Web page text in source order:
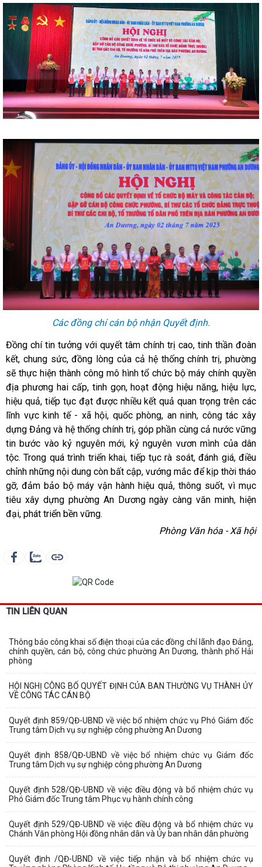
Các đồng chí cán bộ nhận Quyết định.
Đồng chí tin tưởng với quyết tâm chính trị cao, tinh thần đoàn
kết, chung sức, đồng lòng của cả hệ thống chính trị, phường
sẽ thực hiện thành công mô hình tổ chức bộ máy chính quyền
địa phương hai cấp, tinh gọn, hoạt động hiệu năng, hiệu lực,
hiệu quả, tiếp tục đạt được nhiều kết quả quan trọng trên các
lĩnh vực kinh tế - xã hội, quốc phòng, an ninh, công tác xây
dựng Đảng và hệ thống chính trị, góp phần cùng cả nước vững
tin bước vào kỷ nguyên mới, kỷ nguyên vươn mình của dân
tộc. Trong quá trình triển khai, tiếp tục rà soát, đánh giá, điều
chỉnh những nội dung còn bất cập, vướng mắc để kịp thời tháo
gỡ, đảm bảo bộ máy vận hành hiệu quả, thông suốt, vì mục
tiêu xây dựng phường An Dương ngày càng văn minh, hiện
đại, phát triển bền vững.
Phòng Văn hóa - Xã hội
TIN LIÊN QUAN
Thông báo công khai số điện thoại của các đồng chí lãnh đạo Đảng,
chính quyền, cán bộ, công chức phường An Dương, thành phố Hải
phòng
HỘI NGHỊ CÔNG BỐ QUYẾT ĐỊNH CỦA BAN THƯỜNG VỤ THÀNH ỦY
VỀ CÔNG TÁC CÁN BỘ
Quyết định 859/QĐ-UBND về việc bổ nhiệm chức vụ Phó Giám đốc
Trung tâm Dịch vụ sự nghiệp công phường An Dương
Quyết định 858/QĐ-UBND về việc bổ nhiệm chức vụ Giám đốc
Trung tâm Dịch vụ sự nghiệp công phường An Dương
Quyết định 528/QĐ-UBND về việc điều động và bổ nhiệm chức vụ
Phó Giám đốc Trung tâm Phục vụ hành chính công
Quyết định 529/QĐ-UBND về việc điều động và bổ nhiệm chức vụ
Chánh Văn phòng Hội đồng nhân dân và Ủy ban nhân dân phường
Quyết định /QĐ-UBND về việc tiếp nhận và bổ nhiệm chức vụ